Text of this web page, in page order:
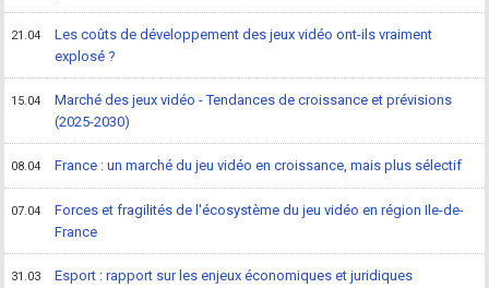
21.04
Les coûts de développement des jeux vidéo ont-ils vraiment
explosé ?
15.04
Marché des jeux vidéo - Tendances de croissance et prévisions
(2025-2030)
08.04 France : un marché du jeu vidéo en croissance, mais plus sélectif
07.04
Forces et fragilités de l'écosystème du jeu vidéo en région Ile-de-
France
31.03 Esport : rapport sur les enjeux économiques et juridiques